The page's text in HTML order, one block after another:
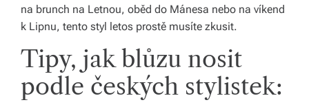
na brunch na Letnou, oběd do Mánesa nebo na víkend
k Lipnu, tento styl letos prostě musíte zkusit.
Tipy, jak blůzu nosit
podle českých stylistek: